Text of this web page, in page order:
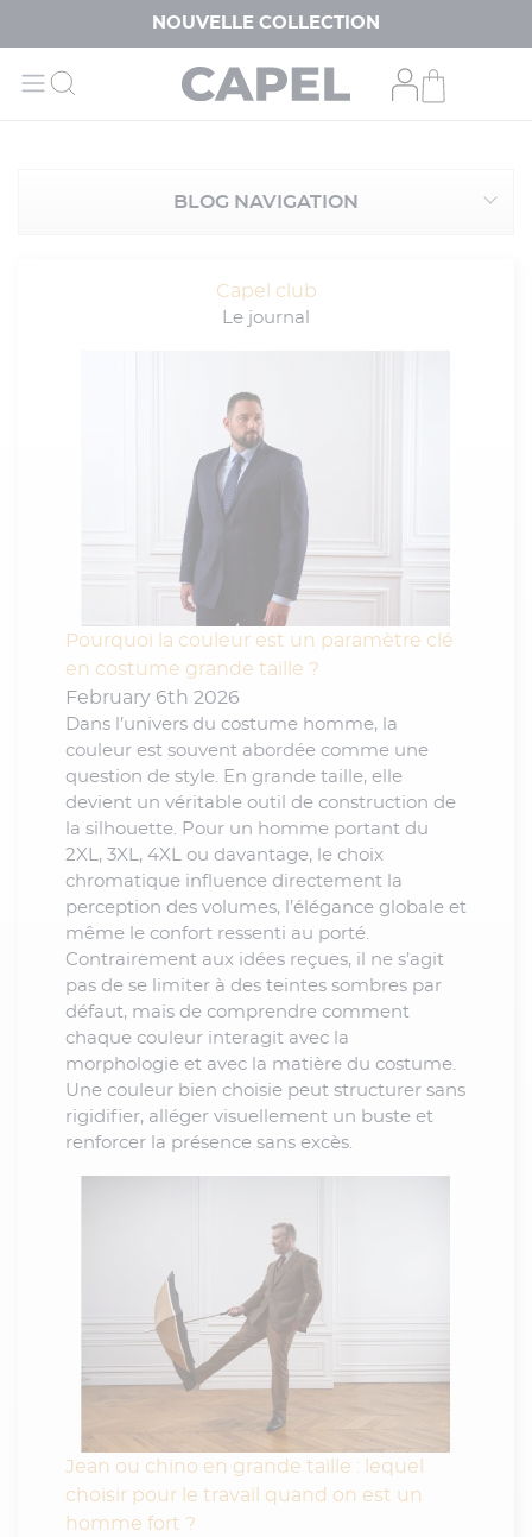
NOUVELLE COLLECTION
BLOG NAVIGATION
Capel club
Le journal
Pourquoi la couleur est un paramètre clé
en costume grande taille ?
February 6th 2026
Dans l’univers du costume homme, la
couleur est souvent abordée comme une
question de style. En grande taille, elle
devient un véritable outil de construction de
la silhouette. Pour un homme portant du
2XL, 3XL, 4XL ou davantage, le choix
chromatique influence directement la
perception des volumes, l’élégance globale et
même le confort ressenti au porté.
Contrairement aux idées reçues, il ne s’agit
pas de se limiter à des teintes sombres par
défaut, mais de comprendre comment
chaque couleur interagit avec la
morphologie et avec la matière du costume.
Une couleur bien choisie peut structurer sans
rigidifier, alléger visuellement un buste et
renforcer la présence sans excès.
Jean ou chino en grande taille : lequel
choisir pour le travail quand on est un
homme fort ?